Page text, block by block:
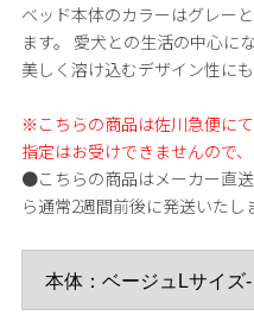
ベッド本体のカラーはグレー
ます。 愛犬との生活の中心に
美しく溶け込むデザイン性に
※こちらの商品は佐川急便に
指定はお受けできませんので
●こちらの商品はメーカー直
ら通常2週間前後に発送いた